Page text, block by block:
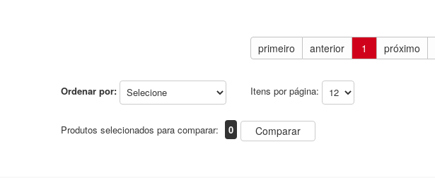
primeiro anterior 1 próximo
Ordenar por: Itens por página:
Produtos selecionados para comparar: 0 Comparar